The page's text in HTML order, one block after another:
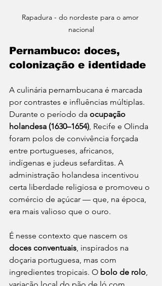
Rapadura - do nordeste para o amor
nacional
Pernambuco: doces,
colonização e identidade
A culinária pernambucana é marcada
por contrastes e influências múltiplas.
Durante o período da ocupação
holandesa (1630–1654), Recife e Olinda
foram polos de convivência forçada
entre portugueses, africanos,
indígenas e judeus sefarditas. A
administração holandesa incentivou
certa liberdade religiosa e promoveu o
comércio de açúcar — que, na época,
era mais valioso que o ouro.
É nesse contexto que nascem os
doces conventuais, inspirados na
doçaria portuguesa, mas com
ingredientes tropicais. O bolo de rolo,